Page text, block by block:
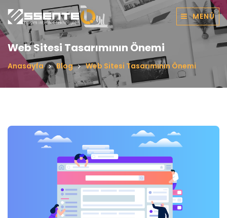
MENÜ
Web Sitesi Tasarımının Önemi
Anasayfa Blog Web Sitesi Tasarımının Önemi